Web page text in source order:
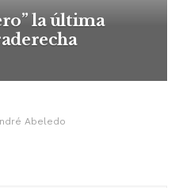
la última
Abeledo